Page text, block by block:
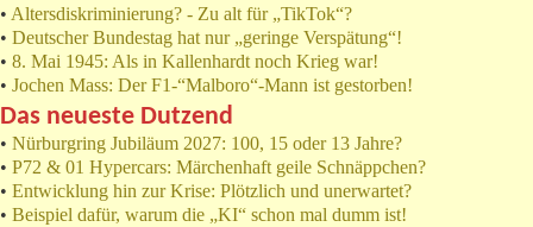
• Altersdiskriminierung? - Zu alt für „TikTok“?
• Deutscher Bundestag hat nur „geringe Verspätung“!
• 8. Mai 1945: Als in Kallenhardt noch Krieg war!
• Jochen Mass: Der F1-“Malboro“-Mann ist gestorben!
Das neueste Dutzend
• Nürburgring Jubiläum 2027: 100, 15 oder 13 Jahre?
• P72 & 01 Hypercars: Märchenhaft geile Schnäppchen?
• Entwicklung hin zur Krise: Plötzlich und unerwartet?
• Beispiel dafür, warum die „KI“ schon mal dumm ist!